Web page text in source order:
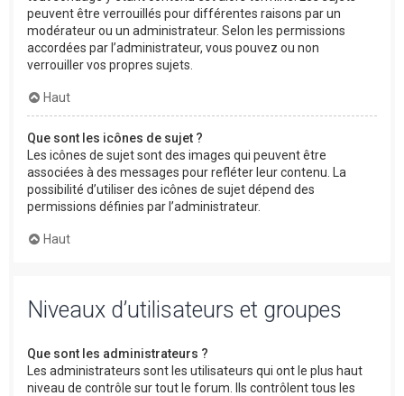
peuvent être verrouillés pour différentes raisons par un
modérateur ou un administrateur. Selon les permissions
accordées par l’administrateur, vous pouvez ou non
verrouiller vos propres sujets.
Haut
Que sont les icônes de sujet ?
Les icônes de sujet sont des images qui peuvent être
associées à des messages pour refléter leur contenu. La
possibilité d’utiliser des icônes de sujet dépend des
permissions définies par l’administrateur.
Haut
Niveaux d’utilisateurs et groupes
Que sont les administrateurs ?
Les administrateurs sont les utilisateurs qui ont le plus haut
niveau de contrôle sur tout le forum. Ils contrôlent tous les